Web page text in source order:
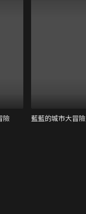
險 藍藍的城市大冒險